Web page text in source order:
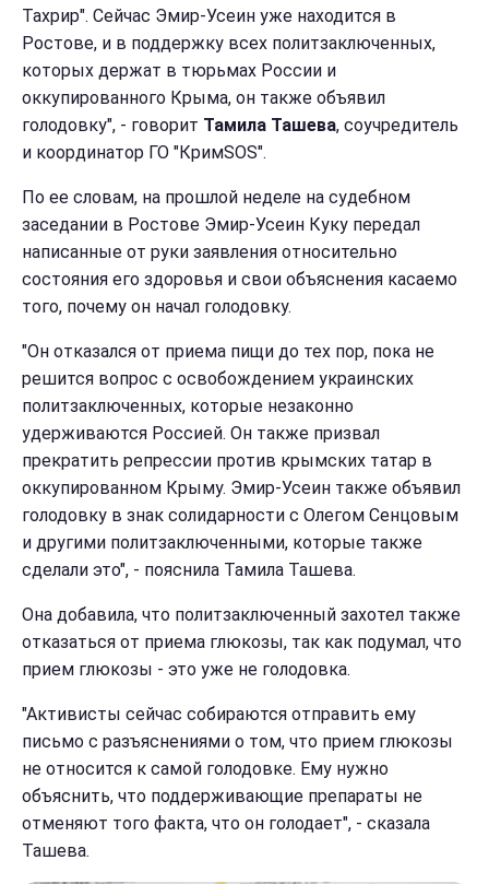
Тахрир". Сейчас Эмир-Усеин уже находится в
Ростове, и в поддержку всех политзаключенных,
которых держат в тюрьмах России и
оккупированного Крыма, он также объявил
голодовку", - говорит Тамила Ташева, соучредитель
и координатор ГО "КримЅОЅ".
По ее словам, на прошлой неделе на судебном
заседании в Ростове Эмир-Усеин Куку передал
написанные от руки заявления относительно
состояния его здоровья и свои объяснения касаемо
того, почему он начал голодовку.
"Он отказался от приема пищи до тех пор, пока не
решится вопрос с освобождением украинских
политзаключенных, которые незаконно
удерживаются Россией. Он также призвал
прекратить репрессии против крымских татар в
оккупированном Крыму. Эмир-Усеин также объявил
голодовку в знак солидарности с Олегом Сенцовым
и другими политзаключенными, которые также
сделали это", - пояснила Тамила Ташева.
Она добавила, что политзаключенный захотел также
отказаться от приема глюкозы, так как подумал, что
прием глюкозы - это уже не голодовка.
"Активисты сейчас собираются отправить ему
письмо с разъяснениями о том, что прием глюкозы
не относится к самой голодовке. Ему нужно
объяснить, что поддерживающие препараты не
отменяют того факта, что он голодает", - сказала
Ташева.